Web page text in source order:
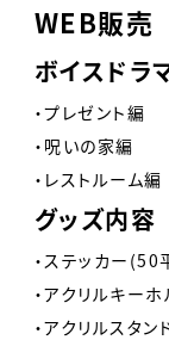
WEB販売
ボイスドラ
・プレゼント編
・呪いの家編
・レストルーム編
グッズ内容
・ステッカー(50
・アクリルキ
・アクリルスタ